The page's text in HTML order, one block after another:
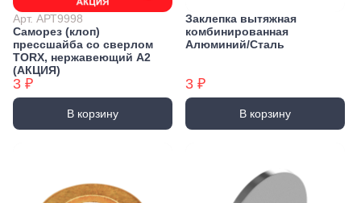
Арт. АРТ9998
Саморез (клоп)
прессшайба со сверлом
TORX, нержавеющий А2
(АКЦИЯ)
3 ₽
В корзину
Заклепка вытяжная
комбинированная
Алюминий/Сталь
3 ₽
В корзину